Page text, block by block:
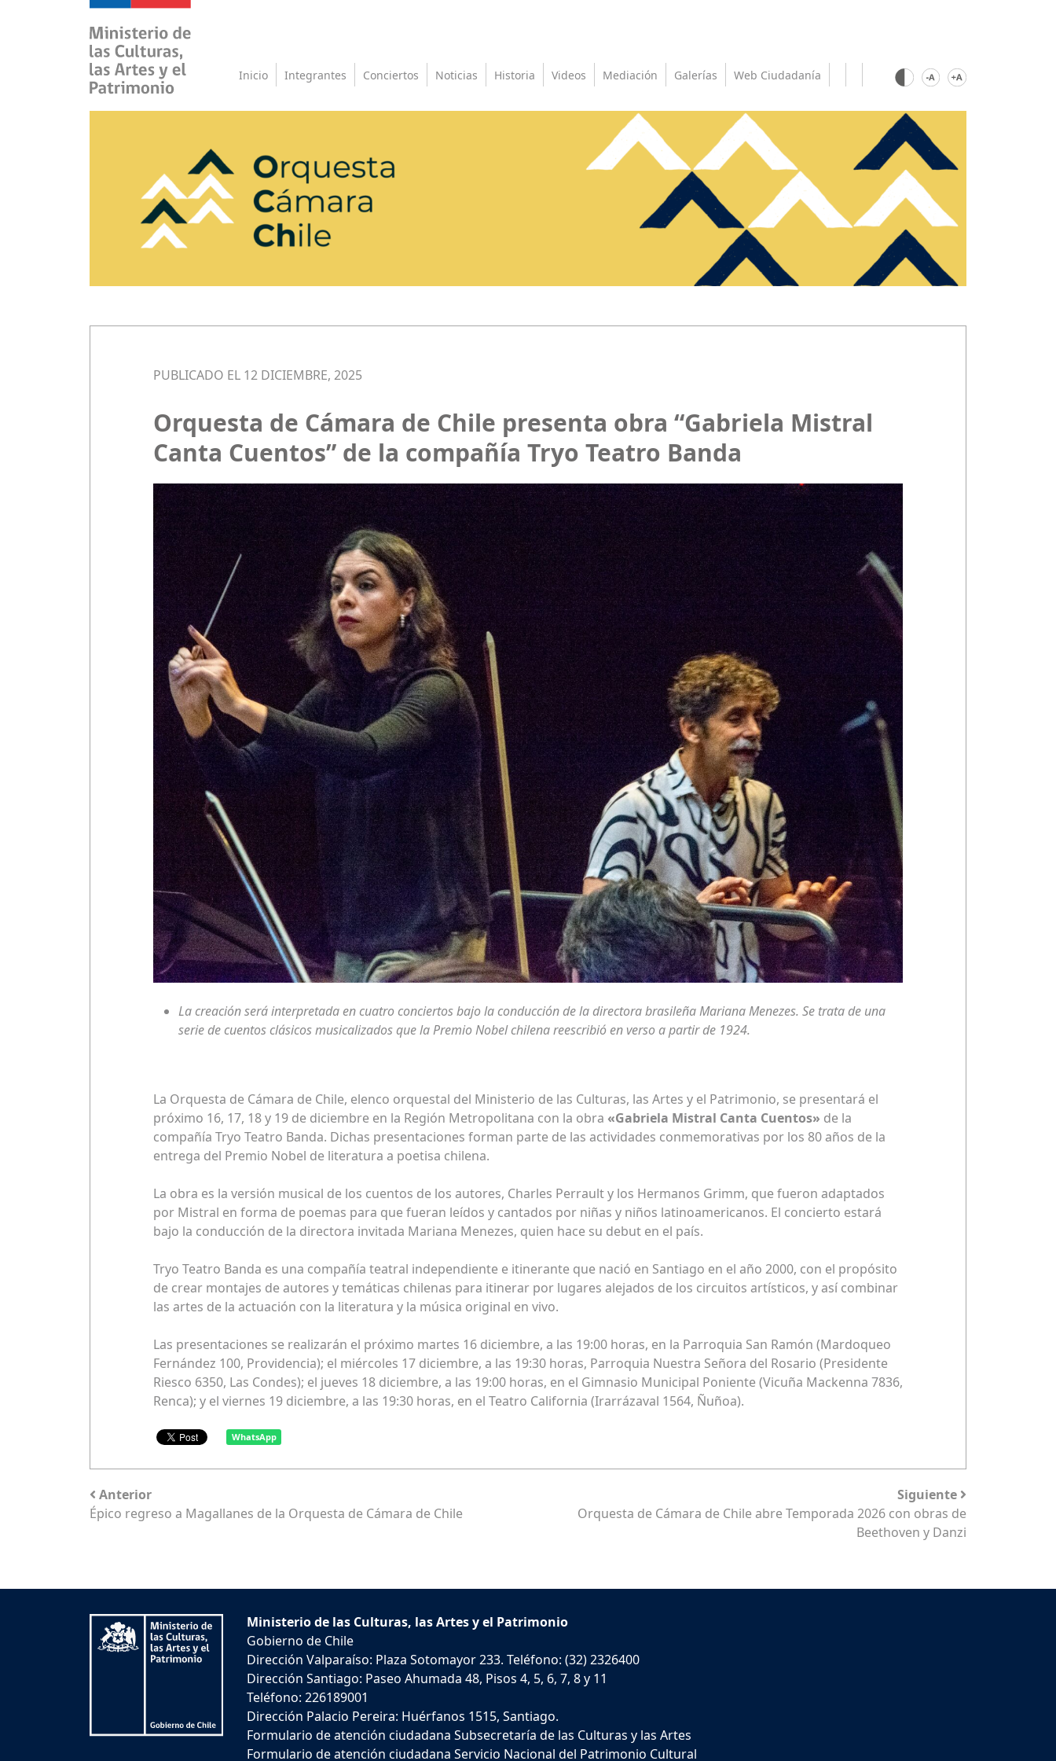
Inicio Integrantes Conciertos Noticias Historia Videos Mediación Galerías Web Ciudadanía
PUBLICADO EL 12 DICIEMBRE, 2025
Orquesta de Cámara de Chile presenta obra “Gabriela Mistral
Canta Cuentos” de la compañía Tryo Teatro Banda
La creación será interpretada en cuatro conciertos bajo la conducción de la directora brasileña Mariana Menezes. Se trata de una
serie de cuentos clásicos musicalizados que la Premio Nobel chilena reescribió en verso a partir de 1924.
La Orquesta de Cámara de Chile, elenco orquestal del Ministerio de las Culturas, las Artes y el Patrimonio, se presentará el
próximo 16, 17, 18 y 19 de diciembre en la Región Metropolitana con la obra «Gabriela Mistral Canta Cuentos» de la
compañía Tryo Teatro Banda. Dichas presentaciones forman parte de las actividades conmemorativas por los 80 años de la
entrega del Premio Nobel de literatura a poetisa chilena.
La obra es la versión musical de los cuentos de los autores, Charles Perrault y los Hermanos Grimm, que fueron adaptados
por Mistral en forma de poemas para que fueran leídos y cantados por niñas y niños latinoamericanos. El concierto estará
bajo la conducción de la directora invitada Mariana Menezes, quien hace su debut en el país.
Tryo Teatro Banda es una compañía teatral independiente e itinerante que nació en Santiago en el año 2000, con el propósito
de crear montajes de autores y temáticas chilenas para itinerar por lugares alejados de los circuitos artísticos, y así combinar
las artes de la actuación con la literatura y la música original en vivo.
Las presentaciones se realizarán el próximo martes 16 diciembre, a las 19:00 horas, en la Parroquia San Ramón (Mardoqueo
Fernández 100, Providencia); el miércoles 17 diciembre, a las 19:30 horas, Parroquia Nuestra Señora del Rosario (Presidente
Riesco 6350, Las Condes); el jueves 18 diciembre, a las 19:00 horas, en el Gimnasio Municipal Poniente (Vicuña Mackenna 7836,
Renca); y el viernes 19 diciembre, a las 19:30 horas, en el Teatro California (Irarrázaval 1564, Ñuñoa).
WhatsApp
Anterior
Épico regreso a Magallanes de la Orquesta de Cámara de Chile
Siguiente
Orquesta de Cámara de Chile abre Temporada 2026 con obras de
Beethoven y Danzi
Ministerio de las Culturas, las Artes y el Patrimonio
Gobierno de Chile
Dirección Valparaíso: Plaza Sotomayor 233. Teléfono: (32) 2326400
Dirección Santiago: Paseo Ahumada 48, Pisos 4, 5, 6, 7, 8 y 11
Teléfono: 226189001
Dirección Palacio Pereira: Huérfanos 1515, Santiago.
Formulario de atención ciudadana Subsecretaría de las Culturas y las Artes
Formulario de atención ciudadana Servicio Nacional del Patrimonio Cultural